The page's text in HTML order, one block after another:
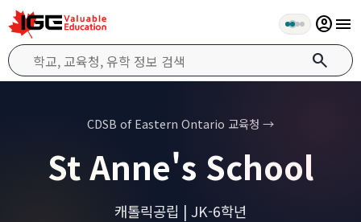
search
account_circlemenu
CDSB of Eastern Ontario 교육청 →
St Anne's School
캐톨릭공립 | JK-6학년